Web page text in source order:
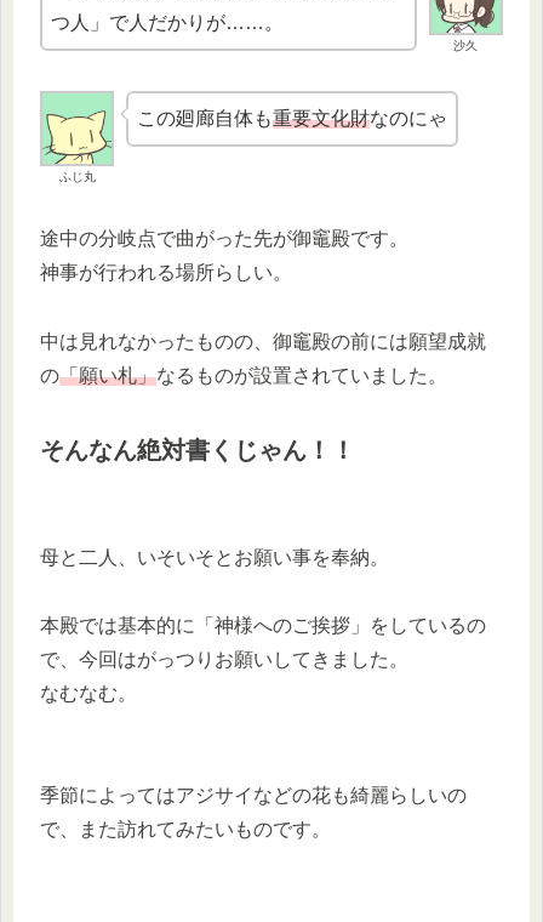
沙久
つ人」で人だかりが……。
ふじ丸
この廻廊自体も重要文化財なのにゃ
途中の分岐点で曲がった先が御竈殿です。
神事が行われる場所らしい。
中は見れなかったものの、御竈殿の前には願望成就
の「願い札」なるものが設置されていました。
そんなん絶対書くじゃん！！
母と二人、いそいそとお願い事を奉納。
本殿では基本的に「神様へのご挨拶」をしているの
で、今回はがっつりお願いしてきました。
なむなむ。
季節によってはアジサイなどの花も綺麗らしいの
で、また訪れてみたいものです。